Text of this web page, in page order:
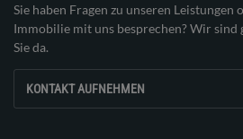
Sie haben Fragen zu unseren Leistungen
Immobilie mit uns besprechen? Wir sind
Sie da.
KONTAKT AUFNEHMEN